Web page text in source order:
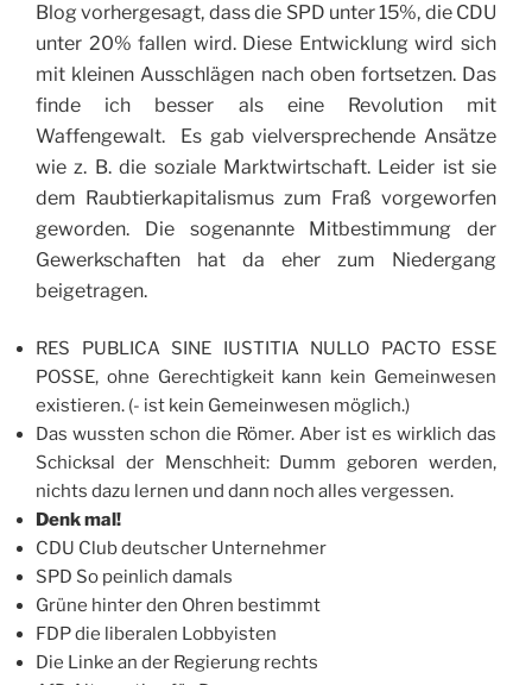
Blog vorhergesagt, dass die SPD unter 15%, die CDU
unter 20% fallen wird. Diese Entwicklung wird sich
mit kleinen Ausschlägen nach oben fortsetzen. Das
finde ich besser als eine Revolution mit
Waffengewalt. Es gab vielversprechende Ansätze
wie z. B. die soziale Marktwirtschaft. Leider ist sie
dem Raubtierkapitalismus zum Fraß vorgeworfen
geworden. Die sogenannte Mitbestimmung der
Gewerkschaften hat da eher zum Niedergang
beigetragen.
RES PUBLICA SINE IUSTITIA NULLO PACTO ESSE
POSSE, ohne Gerechtigkeit kann kein Gemeinwesen
existieren. (- ist kein Gemeinwesen möglich.)
Das wussten schon die Römer. Aber ist es wirklich das
Schicksal der Menschheit: Dumm geboren werden,
nichts dazu lernen und dann noch alles vergessen.
Denk mal!
CDU Club deutscher Unternehmer
SPD So peinlich damals
Grüne hinter den Ohren bestimmt
FDP die liberalen Lobbyisten
Die Linke an der Regierung rechts